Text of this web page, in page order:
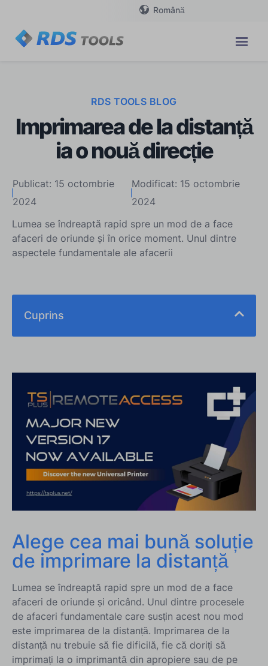
Română
RDS TOOLS BLOG
Imprimarea de la distanță
ia o nouă direcție
Publicat: 15 octombrie
2024
Modificat: 15 octombrie
2024
Lumea se îndreaptă rapid spre un mod de a face
afaceri de oriunde și în orice moment. Unul dintre
aspectele fundamentale ale afacerii
Cuprins
Cum să imprimi când nu ai nicio conexiune directă
Tipăriți de la distanță cu o imprimantă wireless
Tipăriți de la distanță cu o imprimantă partajată
Tipăriți de la distanță cu Google Cloud Print
Tipăriți de la distanță folosind un VPN
De ce RDS-Print face diferența
Alege cea mai bună soluție
de imprimare la distanță
Lumea se îndreaptă rapid spre un mod de a face
afaceri de oriunde și oricând. Unul dintre procesele
de afaceri fundamentale care susțin acest nou mod
este imprimarea de la distanță. Imprimarea de la
distanță nu trebuie să fie dificilă, fie că doriți să
imprimați la o imprimantă din apropiere sau de pe